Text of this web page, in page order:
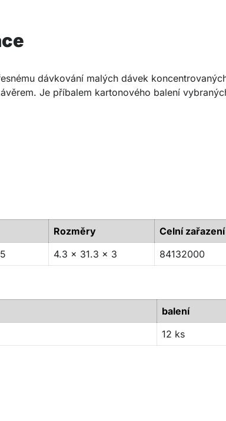
dávkování malých dávek
Je příbalem kartonového balení
Rozměry Celní zařazení
4.3 x 31.3 x 3 84132000
balení
12 ks